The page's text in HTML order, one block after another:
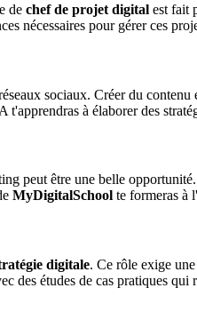
de chef de projet digital est fait
nécessaires pour gérer ces
sociaux. Créer du
à élaborer des
peut être une belle
MyDigitalSchool te formeras à
digitale. Ce rôle exige
des études de cas pratiques qui